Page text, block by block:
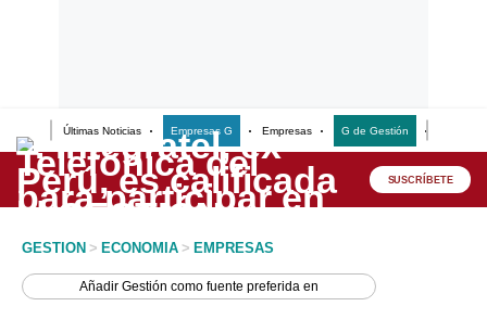
Últimas Noticias Empresas G Empresas G de Gestión
Lo último
Peru Quiosco SUSCRÍBETE
GESTION > ECONOMIA > EMPRESAS
AñadirGestión como fuente preferida en